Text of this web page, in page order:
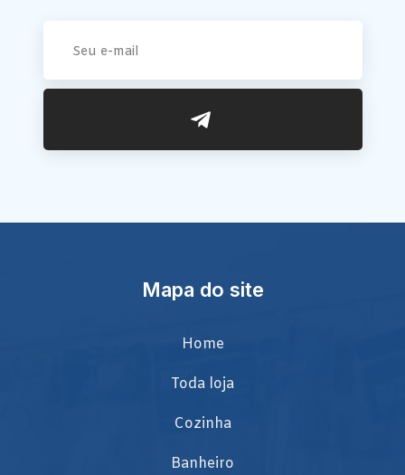
Mapa do site
Home
Toda loja
Cozinha
Banheiro